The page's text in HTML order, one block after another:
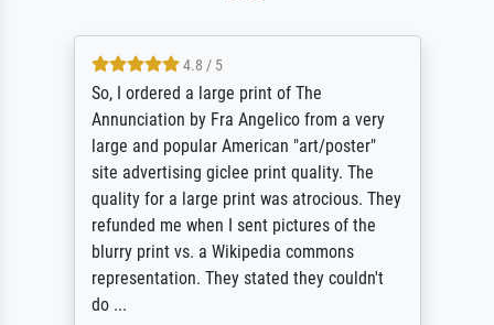
4.8 / 5
So, I ordered a large print of The
Annunciation by Fra Angelico from a very
large and popular American "art/poster"
site advertising giclee print quality. The
quality for a large print was atrocious. They
refunded me when I sent pictures of the
blurry print vs. a Wikipedia commons
representation. They stated they couldn't
do ...